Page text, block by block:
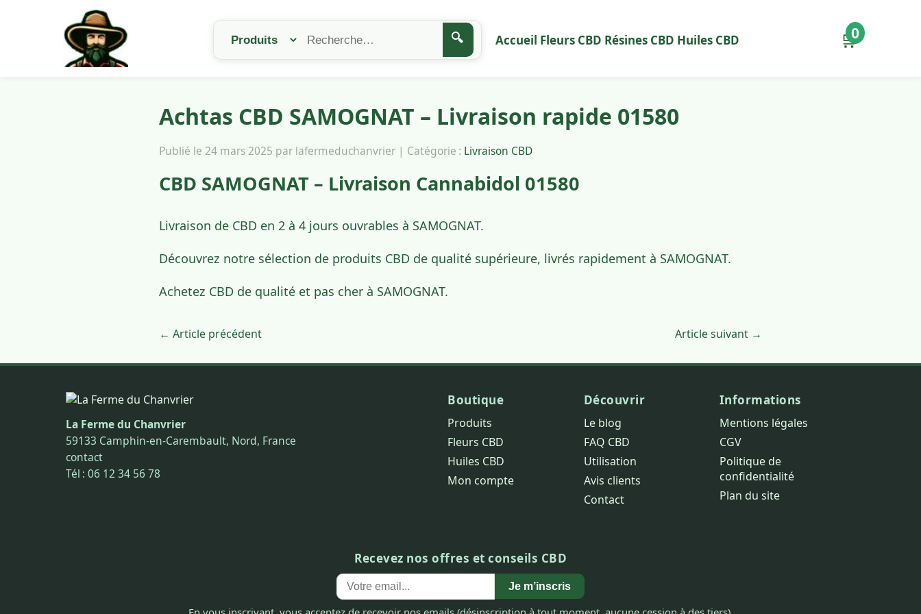
🔍 Accueil Fleurs CBD Résines CBD Huiles CBD 🛒
0
Achtas CBD SAMOGNAT – Livraison rapide 01580
Publié le 24 mars 2025 par lafermeduchanvrier | Catégorie : Livraison CBD
CBD SAMOGNAT – Livraison Cannabidol 01580
Livraison de CBD en 2 à 4 jours ouvrables à SAMOGNAT.
Découvrez notre sélection de produits CBD de qualité supérieure, livrés rapidement à SAMOGNAT.
Achetez CBD de qualité et pas cher à SAMOGNAT.
← Article précédent Article suivant →
La Ferme du Chanvrier
59133 Camphin-en-Carembault, Nord, France
contact
Tél : 06 12 34 56 78
Boutique
Produits
Fleurs CBD
Huiles CBD
Mon compte
Découvrir
Le blog
FAQ CBD
Utilisation
Avis clients
Contact
Informations
Mentions légales
CGV
Politique de
confidentialité
Plan du site
Recevez nos offres et conseils CBD
Je m’inscris